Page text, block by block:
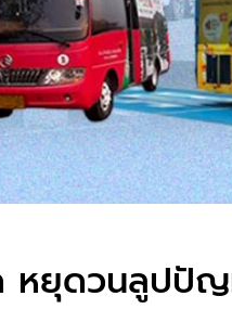
หยุดวนลูปปัญ